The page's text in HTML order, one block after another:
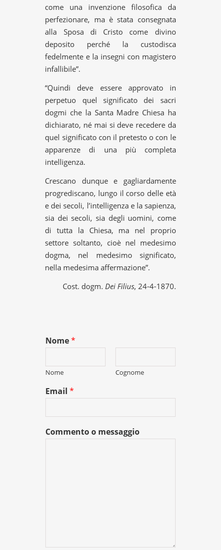
come una invenzione filosofica da
perfezionare, ma è stata consegnata
alla Sposa di Cristo come divino
deposito perché la custodisca
fedelmente e la insegni con magistero
infallibile”.
“Quindi deve essere approvato in
perpetuo quel significato dei sacri
dogmi che la Santa Madre Chiesa ha
dichiarato, né mai si deve recedere da
quel significato con il pretesto o con le
apparenze di una più completa
intelligenza.
Crescano dunque e gagliardamente
progrediscano, lungo il corso delle età
e dei secoli, l’intelligenza e la sapienza,
sia dei secoli, sia degli uomini, come
di tutta la Chiesa, ma nel proprio
settore soltanto, cioè nel medesimo
dogma, nel medesimo significato,
nella medesima affermazione”.
Cost. dogm. Dei Filius, 24-4-1870.
Nome*
Nome Cognome
Email*
Commento o messaggio